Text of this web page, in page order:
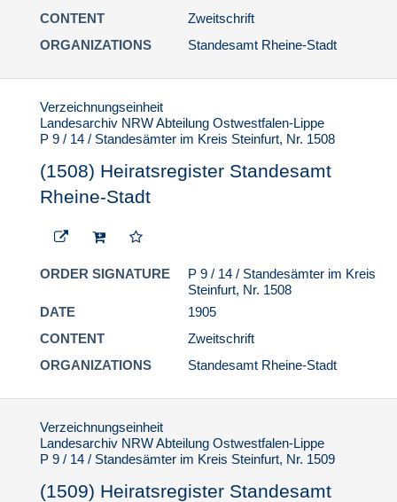
CONTENT
Zweitschrift
ORGANIZATIONS
Standesamt Rheine-Stadt
Verzeichnungseinheit
Landesarchiv NRW Abteilung Ostwestfalen-Lippe
P 9 / 14 / Standesämter im Kreis Steinfurt, Nr. 1508
(1508) Heiratsregister Standesamt
Rheine-Stadt
ORDER SIGNATURE
P 9 / 14 / Standesämter im Kreis
Steinfurt, Nr. 1508
DATE
1905
CONTENT
Zweitschrift
ORGANIZATIONS
Standesamt Rheine-Stadt
Verzeichnungseinheit
Landesarchiv NRW Abteilung Ostwestfalen-Lippe
P 9 / 14 / Standesämter im Kreis Steinfurt, Nr. 1509
(1509) Heiratsregister Standesamt